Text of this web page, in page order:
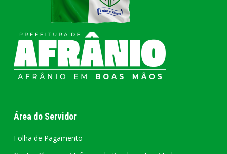
Área do Servidor
Folha de Pagamento